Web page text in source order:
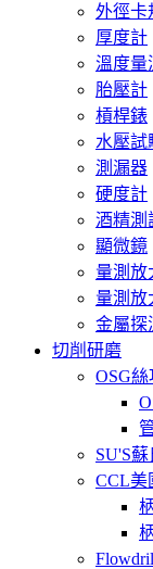
外徑卡
厚度計
溫度量
胎壓計
槓桿錶
水壓試
測漏器
硬度計
酒精測
顯微鏡
量測放
量測放
金屬探
切削研磨
OSG絲
SU'S
CCL美